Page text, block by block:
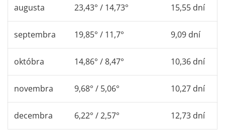
augusta 23,43° / 14,73° 15,55 dní
septembra 19,85° / 11,7° 9,09 dní
októbra 14,86° / 8,47° 10,36 dní
novembra 9,68° / 5,06° 10,27 dní
decembra 6,22° / 2,57° 12,73 dní